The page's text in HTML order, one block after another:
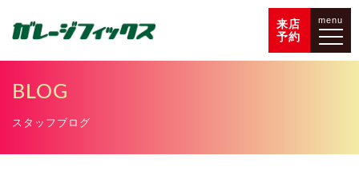
来店
予約
menu
BLOG
スタッフブログ